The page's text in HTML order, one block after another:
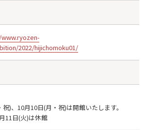
2022/hijichomoku01/
)、10月10日(月・祝)は開館いたします。
11日(火)は休館